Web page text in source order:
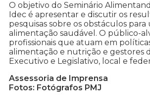
O objetivo do Seminário
Idec é apresentar e discutir os
pesquisas sobre os obstáculos para
alimentação saudável. O público-
profissionais que atuam em
alimentação e nutrição e gestores
Executivo e Legislativo, local e
Assessoria de Imprensa
Fotos: Fotógrafos PMJ